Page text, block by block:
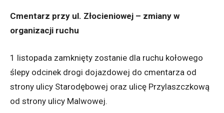
Cmentarz przy ul. Złocieniowej – zmiany w
organizacji ruchu
1 listopada zamknięty zostanie dla ruchu kołowego
ślepy odcinek drogi dojazdowej do cmentarza od
strony ulicy Starodębowej oraz ulicę Przylaszczkową
od strony ulicy Malwowej.